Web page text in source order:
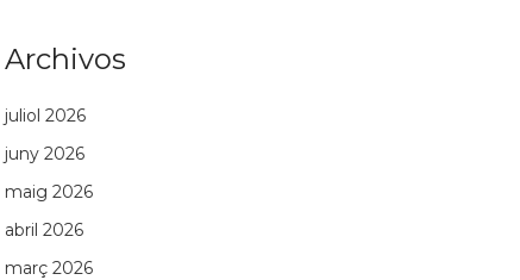
Archivos
juliol 2026
juny 2026
maig 2026
abril 2026
març 2026